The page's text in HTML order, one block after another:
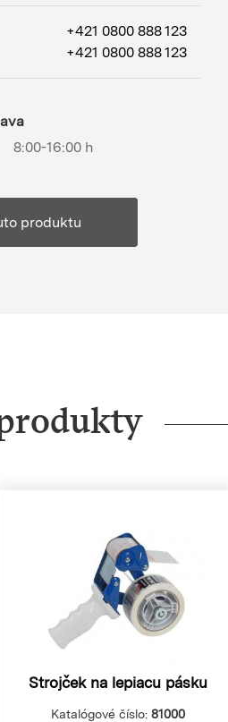
+421 0800 888 123
+421 0800 888 123
8:00-16:00 h
produktu
Strojček na lepiacu pásku
Katalógové číslo: 81000